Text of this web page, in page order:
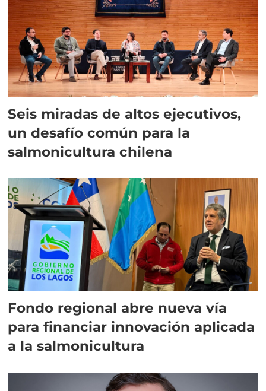
Seis miradas de altos ejecutivos,
un desafío común para la
salmonicultura chilena
Fondo regional abre nueva vía
para financiar innovación aplicada
a la salmonicultura